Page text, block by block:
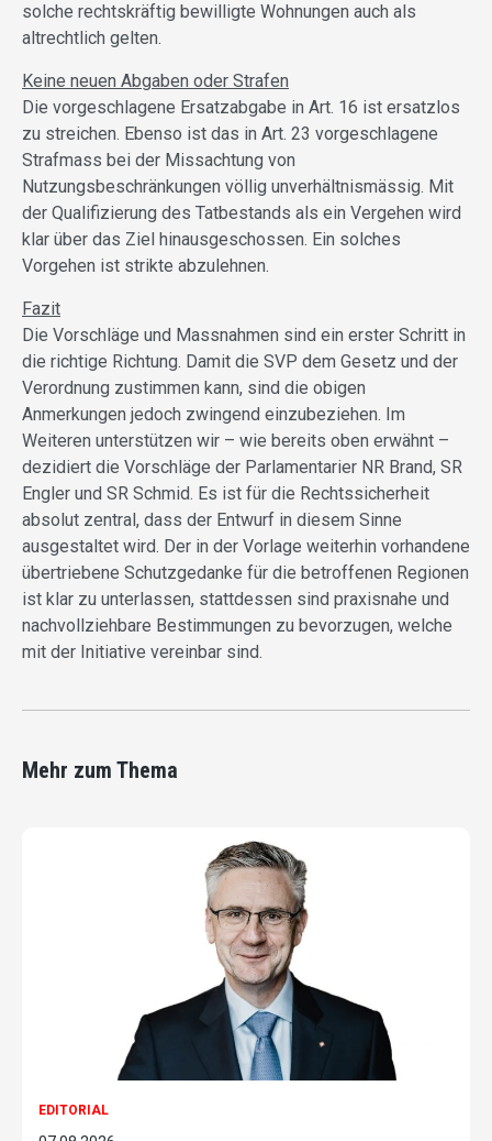
solche rechtskräftig bewilligte Wohnungen auch als
altrechtlich gelten.
Keine neuen Abgaben oder Strafen
Die vorgeschlagene Ersatzabgabe in Art. 16 ist ersatzlos
zu streichen. Ebenso ist das in Art. 23 vorgeschlagene
Strafmass bei der Missachtung von
Nutzungsbeschränkungen völlig unverhältnismässig. Mit
der Qualifizierung des Tatbestands als ein Vergehen wird
klar über das Ziel hinausgeschossen. Ein solches
Vorgehen ist strikte abzulehnen.
Fazit
Die Vorschläge und Massnahmen sind ein erster Schritt in
die richtige Richtung. Damit die SVP dem Gesetz und der
Verordnung zustimmen kann, sind die obigen
Anmerkungen jedoch zwingend einzubeziehen. Im
Weiteren unterstützen wir – wie bereits oben erwähnt –
dezidiert die Vorschläge der Parlamentarier NR Brand, SR
Engler und SR Schmid. Es ist für die Rechtssicherheit
absolut zentral, dass der Entwurf in diesem Sinne
ausgestaltet wird. Der in der Vorlage weiterhin vorhandene
übertriebene Schutzgedanke für die betroffenen Regionen
ist klar zu unterlassen, stattdessen sind praxisnahe und
nachvollziehbare Bestimmungen zu bevorzugen, welche
mit der Initiative vereinbar sind.
Mehr zum Thema
EDITORIAL